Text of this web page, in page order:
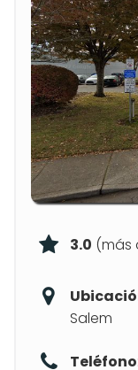
3.0 (más
Salem
Teléfono